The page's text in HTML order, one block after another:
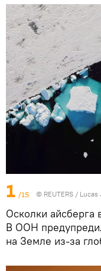
1 /15 © REUTERS / Lucas
Осколки айсберга
В ООН
на Земле из-за